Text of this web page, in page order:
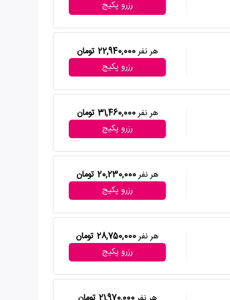
رزرو پکیج
هر نفر22,940,000 تومان
رزرو پکیج
هر نفر31,460,000 تومان
رزرو پکیج
هر نفر20,230,000 تومان
رزرو پکیج
هر نفر28,750,000 تومان
رزرو پکیج